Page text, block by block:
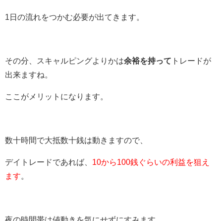
1日の流れをつかむ必要が出てきます。
その分、スキャルピングよりかは余裕を持って トレードが
出来ますね。
ここがメリットになります。
数十時間で大抵数十銭は動きますので、
デイトレードであれば、 10から100銭ぐらいの利益を狙え
ます。